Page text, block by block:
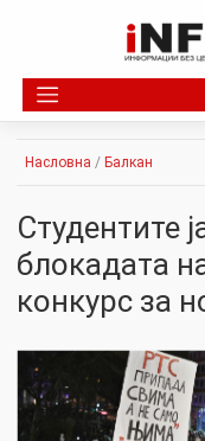
Насловна / Балкан
Студентите
блокадата
конкурс за